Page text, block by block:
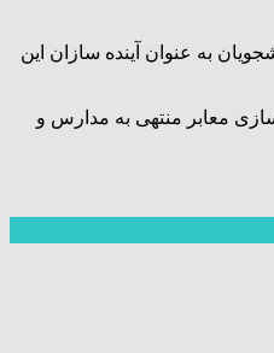
به عنوان آینده سازان این
معابر منتهی به مدارس و